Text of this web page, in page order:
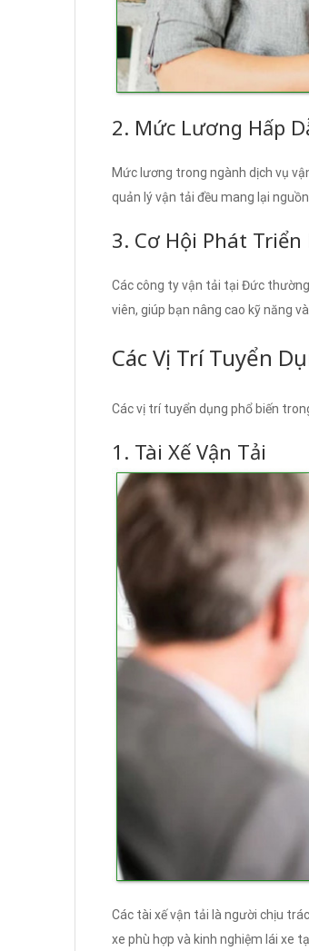
2. Mức Lương Hấp
Mức lương trong ngành dịch vụ
quản lý vận tải đều mang lại
3. Cơ Hội Phát
Các công ty vận tải tại Đức
viên, giúp bạn nâng cao kỹ năng
Các Vị Trí Tuyển
Các vị trí tuyển dụng phổ biến
1. Tài Xế Vận Tải
Các tài xế vận tải là người chịu
xe phù hợp và kinh nghiệm lái xe